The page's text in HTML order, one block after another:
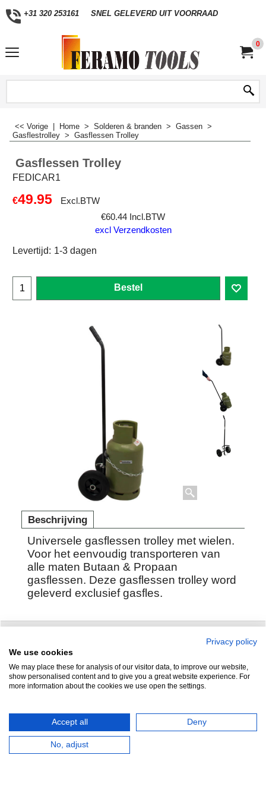
+31 320 253161 SNEL GELEVERD UIT VOORRAAD
0
<< Vorige Home > Solderen & branden > Gassen >
Gasflestrolley > Gasflessen Trolley
Gasflessen Trolley
FEDICAR1
€49.95
Excl.BTW
€60.44 Incl.BTW
excl Verzendkosten
Levertijd: 1-3 dagen
Bestel
Beschrijving
Universele gasflessen trolley met wielen.
Voor het eenvoudig transporteren van
alle maten Butaan & Propaan
gasflessen. Deze gasflessen trolley word
geleverd exclusief gasfles.
Zuidersluisweg 42
8243 RC Lelystad
Tel: +31(0)320
253161
Privacy policy
We use cookies
We may place these for analysis of our visitor data, to improve our website,
show personalised content and to give you a great website experience. For
more information about the cookies we use open the settings.
Accept all Deny
No, adjust